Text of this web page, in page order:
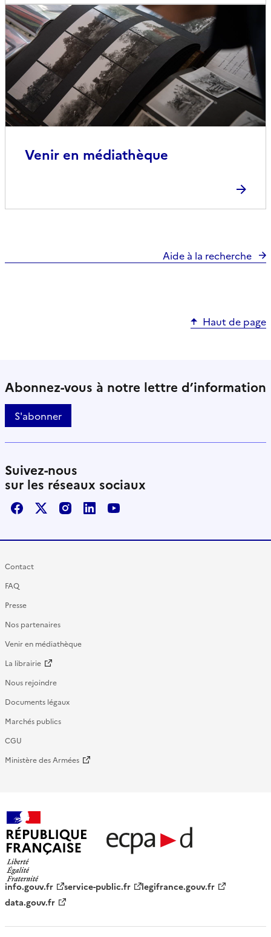
Venir en médiathèque
Aide à la recherche
Haut de page
Abonnez-vous à notre lettre d’information
S'abonner
Suivez-nous
sur les réseaux sociaux
FacebookX / TwitterInstagram
LinkedInYoutube
Contact
FAQ
Presse
Nos partenaires
Venir en médiathèque
La librairie
Nous rejoindre
Documents légaux
Marchés publics
CGU
Ministère des Armées
française - ECPAD
info.gouv.fr service-public.fr
legifrance.gouv.fr
data.gouv.fr